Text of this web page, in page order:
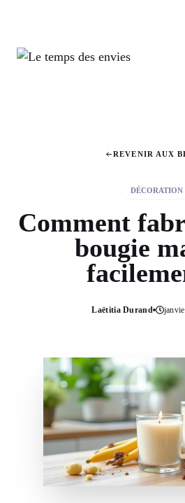
contenu
REVENIR AUX
DÉCORATION
Comment
bougie
Laëtitia Durand